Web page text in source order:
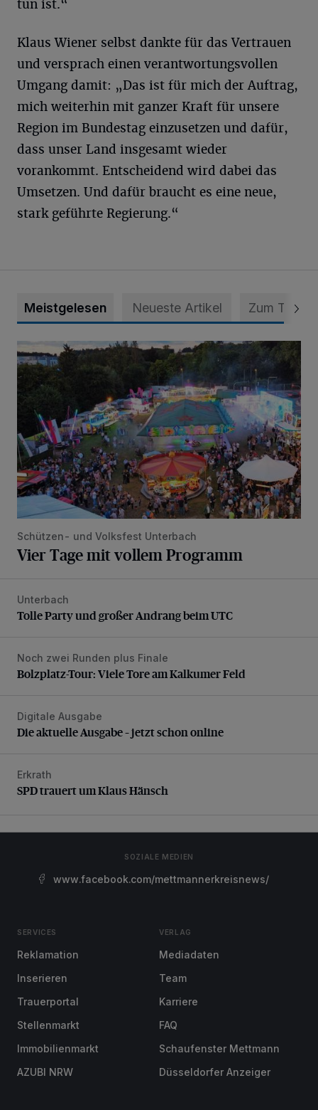
tun ist.“
Klaus Wiener selbst dankte für das Vertrauen
und versprach einen verantwortungsvollen
Umgang damit: „Das ist für mich der Auftrag,
mich weiterhin mit ganzer Kraft für unsere
Region im Bundestag einzusetzen und dafür,
dass unser Land insgesamt wieder
vorankommt. Entscheidend wird dabei das
Umsetzen. Und dafür braucht es eine neue,
stark geführte Regierung.“
Meistgelesen Neueste Artikel Zum Thema
Vier Tage mit vollem Programm
Schützen- und Volksfest Unterbach
Vier Tage mit vollem Programm
Tolle Party und großer Andrang beim UTC
Unterbach
Tolle Party und großer Andrang beim UTC
Bolzplatz-Tour: Viele Tore am Kalkumer Feld
Noch zwei Runden plus Finale
Bolzplatz-Tour: Viele Tore am Kalkumer Feld
Die aktuelle Ausgabe – jetzt schon online
Digitale Ausgabe
Die aktuelle Ausgabe – jetzt schon online
SPD trauert um Klaus Hänsch
Erkrath
SPD trauert um Klaus Hänsch
SOZIALE MEDIEN
www.facebook.com/mettmannerkreisnews/
SERVICES
Reklamation
Inserieren
Trauerportal
Stellenmarkt
Immobilienmarkt
AZUBI NRW
VERLAG
Mediadaten
Team
Karriere
FAQ
Schaufenster Mettmann
Düsseldorfer Anzeiger